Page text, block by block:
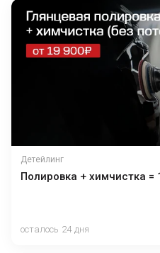
Детейлинг
Полировка + химчистка =
осталось 24 дня